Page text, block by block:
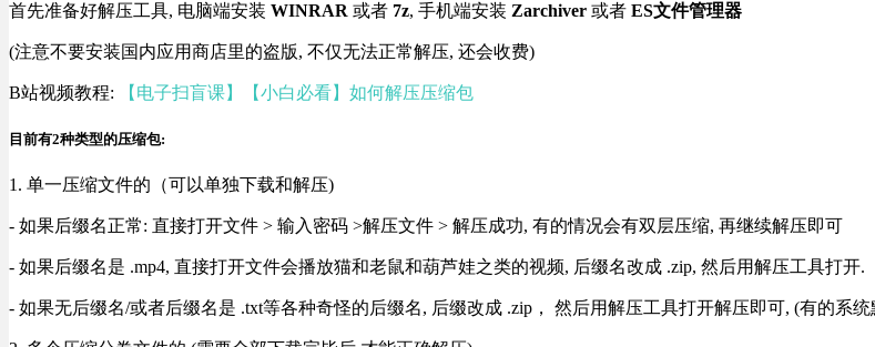
首先准备好解压工具, 电脑端安装 WINRAR 或者 7z, 手机端安装 Zarchiver 或者 ES文件管理器
(注意不要安装国内应用商店里的盗版, 不仅无法正常解压, 还会收费)
B站视频教程: 【电子扫盲课】【小白必看】如何解压压缩包
目前有2种类型的压缩包:
1. 单一压缩文件的（可以单独下载和解压)
- 如果后缀名正常: 直接打开文件 > 输入密码 >解压文件 > 解压成功, 有的情况会有双层压缩, 再继续解压即可
- 如果后缀名是 .mp4, 直接打开文件会播放猫和老鼠和葫芦娃之类的视频, 后缀名改成 .zip, 然后用解压工具打开.
- 如果无后缀名/或者后缀名是 .txt等各种奇怪的后缀名, 后缀改成 .zip， 然后用解压工具打开解压即可, (有的系